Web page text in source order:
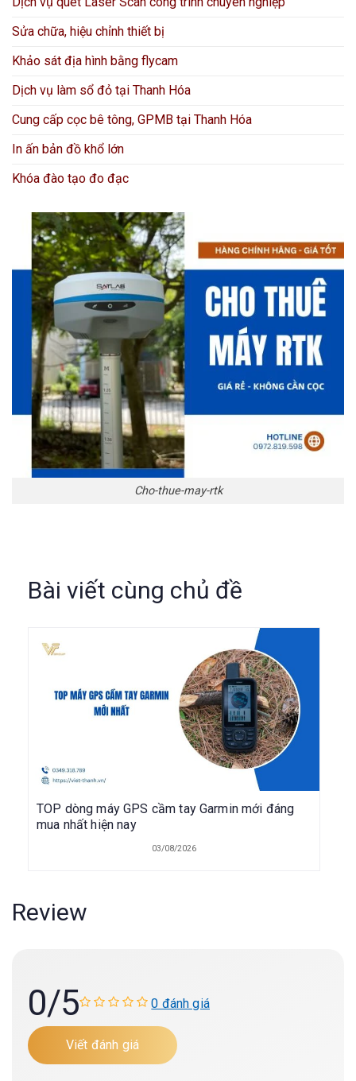
Sửa chữa, hiệu chỉnh thiết bị
Khảo sát địa hình bằng flycam
Dịch vụ làm sổ đỏ tại Thanh Hóa
Cung cấp cọc bê tông, GPMB tại Thanh Hóa
In ấn bản đồ khổ lớn
Khóa đào tạo đo đạc
Cho-thue-may-rtk
Bài viết cùng chủ đề
TOP dòng máy GPS cầm tay Garmin mới đáng
mua nhất hiện nay
03/08/2026
Review
0/5 0 đánh giá
Viết đánh giá